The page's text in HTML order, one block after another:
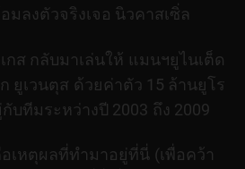
มลงตัวจริงเจอ นิวคาสเซิ่ล
กส กลับมาเล่นให้ แมนฯยูไนเต็ด
ยูเวนตุส ด้วยค่าตัว 15 ล้านยูโร
บทีมระหว่างปี 2003 ถึง 2009
เหตุผลที่ทำมาอยู่ที่นี่ (เพื่อคว้า